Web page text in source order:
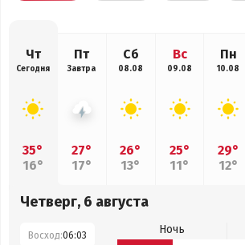
Чт
Сегодня
35°
16°
Пт
Завтра
27°
17°
Сб
08.08
26°
13°
Вс
09.08
25°
11°
Пн
10.08
29°
12°
Четверг, 6 августа
Восход:06:03 Ночь